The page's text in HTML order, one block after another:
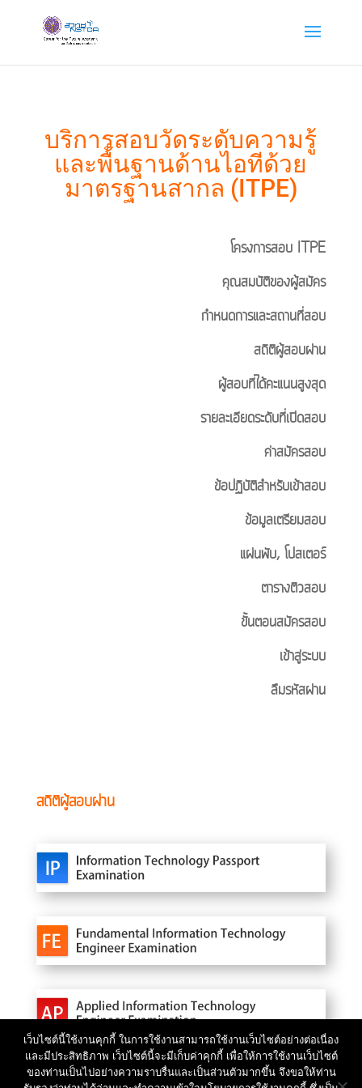
บริการสอบวัดระดับความรู้
และพื้นฐานด้านไอทีด้วย
มาตรฐานสากล (ITPE)
โครงการสอบ ITPE
คุณสมบัติของผู้สมัคร
กำหนดการและสถานที่สอบ
สถิติผู้สอบผ่าน
ผู้สอบที่ได้คะแนนสูงสุด
รายละเอียดระดับที่เปิดสอบ
ค่าสมัครสอบ
ข้อปฏิบัติสำหรับเข้าสอบ
ข้อมูลเตรียมสอบ
แผ่นพับ, โปสเตอร์
ตารางติวสอบ
ขั้นตอนสมัครสอบ
เข้าสู่ระบบ
ลืมรหัสผ่าน
สถิติผู้สอบผ่าน
เว็บไซต์นี้ใช้งานคุกกี้ ในการใช้งานสามารถใช้งานเว็บไซต์อย่างต่อเนื่อง
และมีประสิทธิภาพ เว็บไซต์นี้จะมีเก็บค่าคุกกี้ เพื่อให้การใช้งานเว็บไซต์
ของท่านเป็นไปอย่างความราบรื่นและเป็นส่วนตัวมากขึ้น จึงขอให้ท่าน